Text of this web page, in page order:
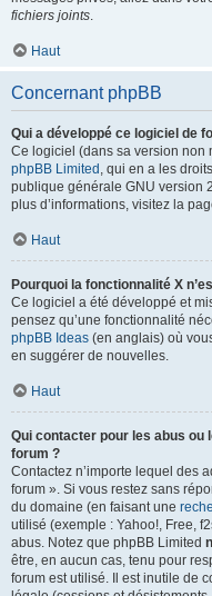
fichiers joints.
Haut
Concernant phpBB
Qui a développé ce logiciel de
Ce logiciel (dans sa version non
phpBB Limited , qui en a les
publique générale GNU version
plus d’informations, visitez la
Haut
Pourquoi la fonctionnalité X
Ce logiciel a été développé et
pensez qu’une fonctionnalité
phpBB Ideas (en anglais) où
en suggérer de nouvelles.
Haut
Qui contacter pour les abus
forum ?
Contactez n’importe lequel des
forum ». Si vous restez sans
du domaine (en faisant une
utilisé (exemple : Yahoo!, Free,
abus. Notez que phpBB Limited
être, en aucun cas, tenu pour
forum est utilisé. Il est inutile de